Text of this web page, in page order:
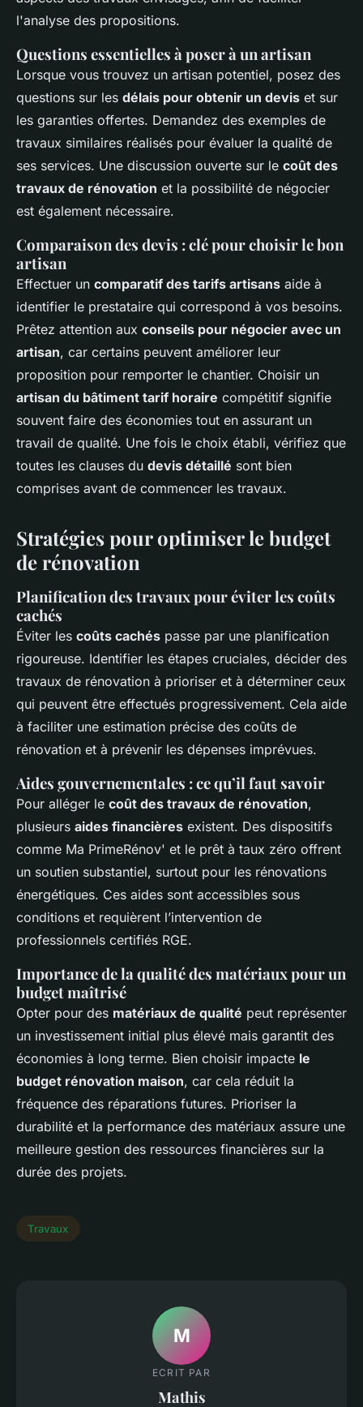
l'analyse des propositions.
Questions essentielles à poser à un artisan
Lorsque vous trouvez un artisan potentiel, posez des
questions sur les délais pour obtenir un devis et sur
les garanties offertes. Demandez des exemples de
travaux similaires réalisés pour évaluer la qualité de
ses services. Une discussion ouverte sur le coût des
travaux de rénovation et la possibilité de négocier
est également nécessaire.
Comparaison des devis : clé pour choisir le bon
artisan
Effectuer un comparatif des tarifs artisans aide à
identifier le prestataire qui correspond à vos besoins.
Prêtez attention aux conseils pour négocier avec un
artisan, car certains peuvent améliorer leur
proposition pour remporter le chantier. Choisir un
artisan du bâtiment tarif horaire compétitif signifie
souvent faire des économies tout en assurant un
travail de qualité. Une fois le choix établi, vérifiez que
toutes les clauses du devis détaillé sont bien
comprises avant de commencer les travaux.
Stratégies pour optimiser le budget
de rénovation
Planification des travaux pour éviter les coûts
cachés
Éviter les coûts cachés passe par une planification
rigoureuse. Identifier les étapes cruciales, décider des
travaux de rénovation à prioriser et à déterminer ceux
qui peuvent être effectués progressivement. Cela aide
à faciliter une estimation précise des coûts de
rénovation et à prévenir les dépenses imprévues.
Aides gouvernementales : ce qu’il faut savoir
Pour alléger le coût des travaux de rénovation,
plusieurs aides financières existent. Des dispositifs
comme Ma PrimeRénov' et le prêt à taux zéro offrent
un soutien substantiel, surtout pour les rénovations
énergétiques. Ces aides sont accessibles sous
conditions et requièrent l’intervention de
professionnels certifiés RGE.
Importance de la qualité des matériaux pour un
budget maîtrisé
Opter pour des matériaux de qualité peut représenter
un investissement initial plus élevé mais garantit des
économies à long terme. Bien choisir impacte le
budget rénovation maison, car cela réduit la
fréquence des réparations futures. Prioriser la
durabilité et la performance des matériaux assure une
meilleure gestion des ressources financières sur la
durée des projets.
Travaux
M
ECRIT PAR
Mathis